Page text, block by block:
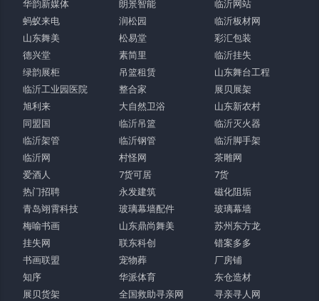
华韵新媒体
朗景智能
临沂网站
蚂蚁来电
润松园
临沂板材网
山东舞美
松易堂
彩汇包装
德兴堂
素简里
临沂挂失
绿韵展柜
吊篮租赁
山东舞台工程
临沂工业园医院
整合家
展贝展架
旭利来
大自然卫浴
山东新农村
同盟国
临沂吊篮
临沂灭火器
临沂架管
临沂钢管
临沂脚手架
临沂网
村怪网
茶雕网
爱酒人
7货可居
7货
热门招聘
永发建筑
磁化阻垢
青岛翊霄科技
玻璃幕墙配件
玻璃幕墙
梅喻书画
山东鼎尚舞美
苏州东方龙
挂失网
联东科创
错案多多
书画联盟
宠物葬
厂房铺
知序
华派体育
东仓造材
展贝货架
全国救助寻亲网
寻亲寻人网